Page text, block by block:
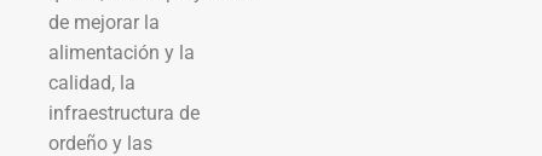
de mejorar la
alimentación y la
calidad, la
infraestructura de
ordeño y las